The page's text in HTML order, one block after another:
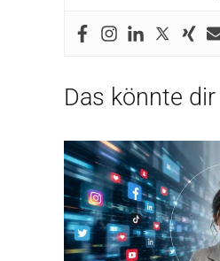
Das könnte